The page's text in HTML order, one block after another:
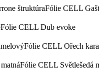
Fólie CELL
Fólie CELL Dub evoke
Fólie CELL Ořech
Fólie CELL Světlešedá